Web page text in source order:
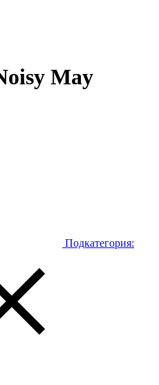
May
Подкатегория: